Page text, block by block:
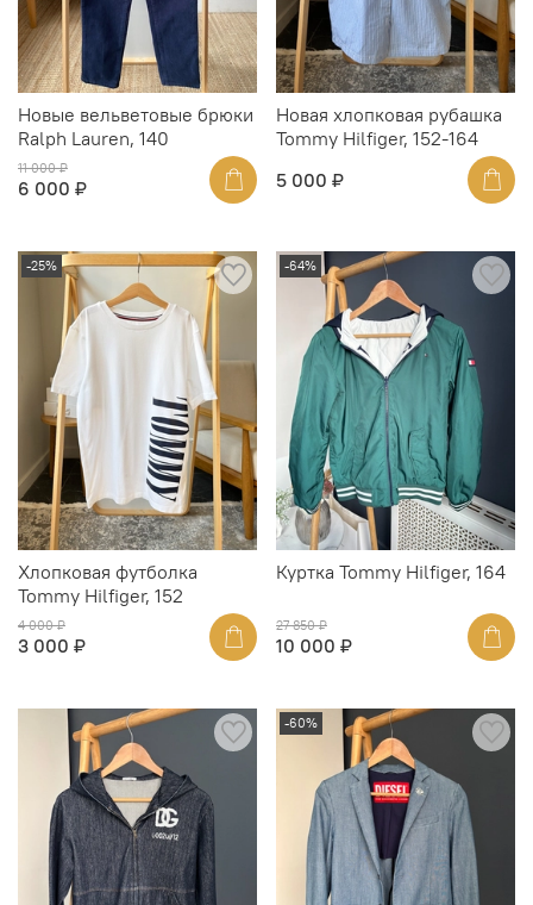
Новые вельветовые брюки
Ralph Lauren, 140
11 000 ₽
6 000 ₽
Новая хлопковая рубашка
Tommy Hilfiger, 152-164
5 000 ₽
-25%
Хлопковая футболка
Tommy Hilfiger, 152
4 000 ₽
3 000 ₽
-64%
Куртка Tommy Hilfiger, 164
27 850 ₽
10 000 ₽
-60%